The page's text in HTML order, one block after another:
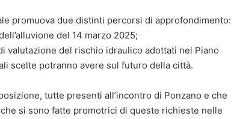
promuova due distinti percorsi di approfondimento:
del 14 marzo 2025;
valutazione del rischio idraulico adottati nel Piano
scelte potranno avere sul futuro della città.
tutte presenti all’incontro di Ponzano e che
si sono fatte promotrici di queste richieste nelle